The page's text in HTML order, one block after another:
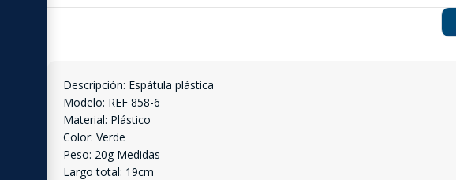
Descripción: Espátula plástica
Modelo: REF 858-6
Material: Plástico
Color: Verde
Peso: 20g Medidas
Largo total: 19cm